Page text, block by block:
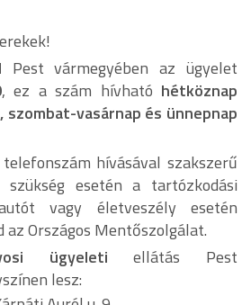
Pest vármegyében az ügyelet
, ez a szám hívható hétköznap
vasárnap és ünnepnap
hívásával szakszerű
esetén a tartózkodási
vagy életveszély esetén
Országos Mentőszolgálat.
ügyeletiellátás Pest
lesz: